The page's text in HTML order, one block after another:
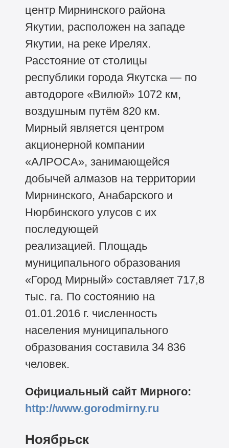
центр Мирнинского района
Якутии, расположен на западе
Якутии, на реке Ирелях.
Расстояние от столицы
республики города Якутска — по
автодороге «Вилюй» 1072 км,
воздушным путём 820 км.
Мирный является центром
акционерной компании
«АЛРОСА», занимающейся
добычей алмазов на территории
Мирнинского, Анабарского и
Нюрбинского улусов с их
последующей
реализацией. Площадь
муниципального образования
«Город Мирный» составляет 717,8
тыс. га. По состоянию на
01.01.2016 г. численность
населения муниципального
образования составила 34 836
человек.
Официальный сайт Мирного:
http://www.gorodmirny.ru
Ноябрьск